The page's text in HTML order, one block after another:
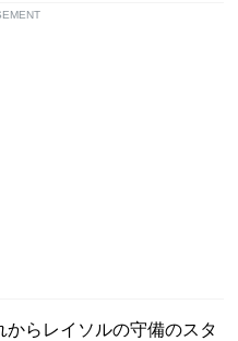
からレイソルの守備のスタ